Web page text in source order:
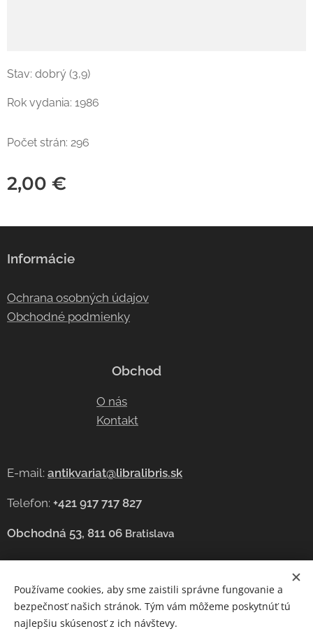
Stav: dobrý (3,9)
Rok vydania: 1986
Počet strán: 296
2,00 €
Informácie
Ochrana osobných údajov
Obchodné podmienky
Obchod
O nás
Kontakt
E-mail: antikvariat@libralibris.sk
Telefon: +421 917 717 827
Obchodná 53, 811 06 Bratislava
Cookies
Jazyky
Používame cookies, aby sme zaistili správne fungovanie a
bezpečnosť našich stránok. Tým vám môžeme poskytnúť tú
najlepšiu skúsenosť z ich návštevy.